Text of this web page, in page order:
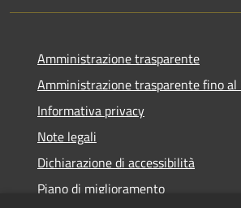
Amministrazione trasparente
Amministrazione trasparente fino
Informativa privacy
Note legali
Dichiarazione di accessibilità
Piano di miglioramento